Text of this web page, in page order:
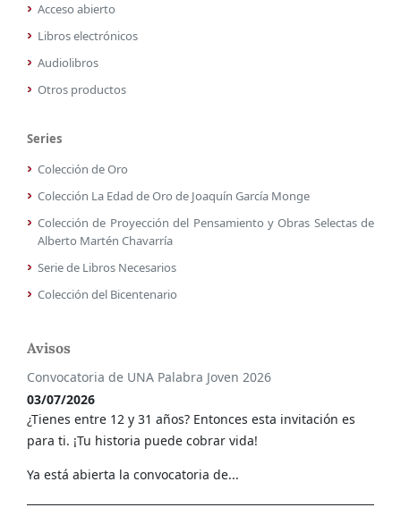
Acceso abierto
Libros electrónicos
Audiolibros
Otros productos
Series
Colección de Oro
Colección La Edad de Oro de Joaquín García Monge
Colección de Proyección del Pensamiento y Obras Selectas de
Alberto Martén Chavarría
Serie de Libros Necesarios
Colección del Bicentenario
Avisos
Convocatoria de UNA Palabra Joven 2026
03/07/2026
¿Tienes entre 12 y 31 años? Entonces esta invitación es
para ti. ¡Tu historia puede cobrar vida!
Ya está abierta la convocatoria de...